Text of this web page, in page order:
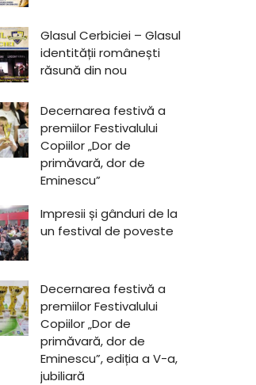
Glasul Cerbiciei – Glasul
identității românești
răsună din nou
Decernarea festivă a
premiilor Festivalului
Copiilor „Dor de
primăvară, dor de
Eminescu”
Impresii și gânduri de la
un festival de poveste
Decernarea festivă a
premiilor Festivalului
Copiilor „Dor de
primăvară, dor de
Eminescu”, ediția a V-a,
jubiliară